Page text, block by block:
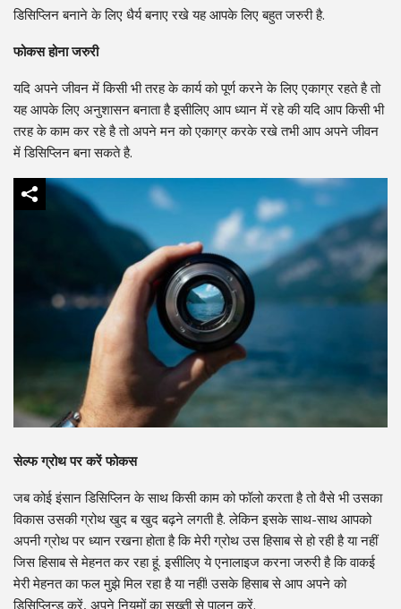
डिसिप्लिन बनाने के लिए धैर्य बनाए रखे यह आपके लिए बहुत जरुरी है.
फोकस होना जरुरी
यदि अपने जीवन में किसी भी तरह के कार्य को पूर्ण करने के लिए एकाग्र रहते है तो
यह आपके लिए अनुशासन बनाता है इसीलिए आप ध्यान में रहे की यदि आप किसी भी
तरह के काम कर रहे है तो अपने मन को एकाग्र करके रखे तभी आप अपने जीवन
में डिसिप्लिन बना सकते है.
सेल्फ ग्रोथ पर करें फोकस
जब कोई इंसान डिसिप्लिन के साथ किसी काम को फॉलो करता है तो वैसे भी उसका
विकास उसकी ग्रोथ खुद ब खुद बढ़ने लगती है. लेकिन इसके साथ-साथ आपको
अपनी ग्रोथ पर ध्यान रखना होता है कि मेरी ग्रोथ उस हिसाब से हो रही है या नहीं
जिस हिसाब से मेहनत कर रहा हूं. इसीलिए ये एनालाइज करना जरुरी है कि वाकई
मेरी मेहनत का फल मुझे मिल रहा है या नहीं! उसके हिसाब से आप अपने को
डिसिप्लिन्ड करें, अपने नियमों का सख्ती से पालन करें.